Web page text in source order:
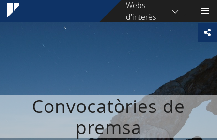
Webs
d'interès
Convocatòries de
premsa